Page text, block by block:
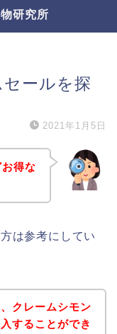
研究所
ールを探
2021年1月5日
得な
は参考にしてい
クレームシモン
することができ